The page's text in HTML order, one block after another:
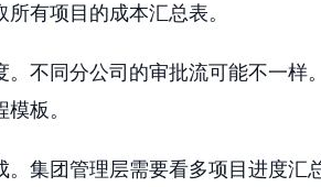
有项目的成本汇总表。
不同分公司的审批流可能不一样
板。
。集团管理层需要看多项目进度汇